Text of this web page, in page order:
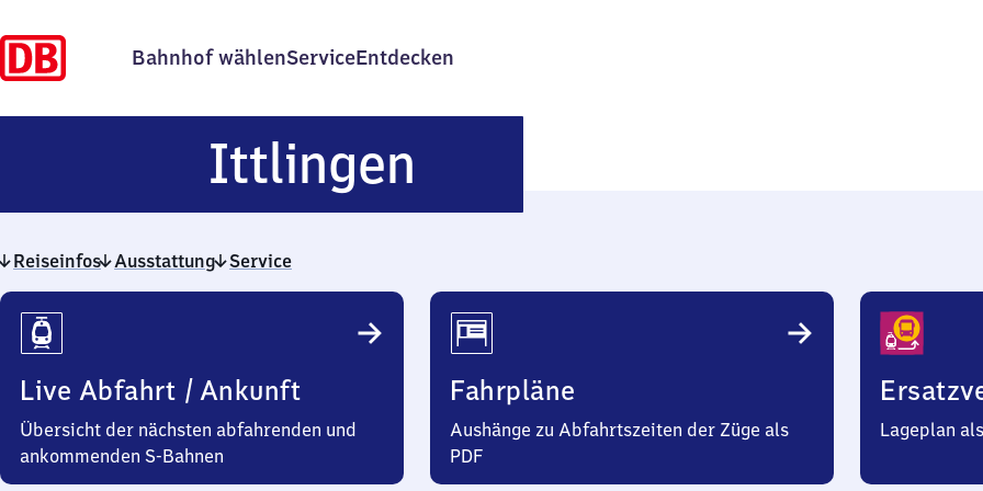
Bahnhof wählenServiceEntdecken
Ittlingen
Reiseinfos Ausstattung Service
Reiseinfos
Live Abfahrt / Ankunft
Übersicht der nächsten abfahrenden und
ankommenden S-Bahnen
Fahrpläne
Aushänge zu Abfahrtszeiten der Züge als
PDF
Lageplan